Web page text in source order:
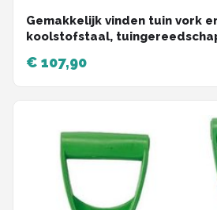
Gemakkelijk vinden tuin vork
koolstofstaal,
€ 107,90